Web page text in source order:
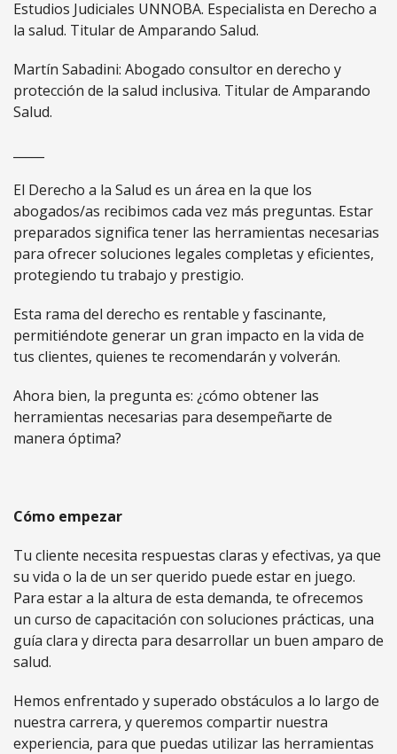
Estudios Judiciales UNNOBA. Especialista en Derecho a
la salud. Titular de Amparando Salud.
Martín Sabadini: Abogado consultor en derecho y
protección de la salud inclusiva. Titular de Amparando
Salud.
El Derecho a la Salud es un área en la que los
abogados/as recibimos cada vez más preguntas. Estar
preparados significa tener las herramientas necesarias
para ofrecer soluciones legales completas y eficientes,
protegiendo tu trabajo y prestigio.
Esta rama del derecho es rentable y fascinante,
permitiéndote generar un gran impacto en la vida de
tus clientes, quienes te recomendarán y volverán.
Ahora bien, la pregunta es: ¿cómo obtener las
herramientas necesarias para desempeñarte de
manera óptima?
Cómo empezar
Tu cliente necesita respuestas claras y efectivas, ya que
su vida o la de un ser querido puede estar en juego.
Para estar a la altura de esta demanda, te ofrecemos
un curso de capacitación con soluciones prácticas, una
guía clara y directa para desarrollar un buen amparo de
salud.
Hemos enfrentado y superado obstáculos a lo largo de
nuestra carrera, y queremos compartir nuestra
experiencia, para que puedas utilizar las herramientas